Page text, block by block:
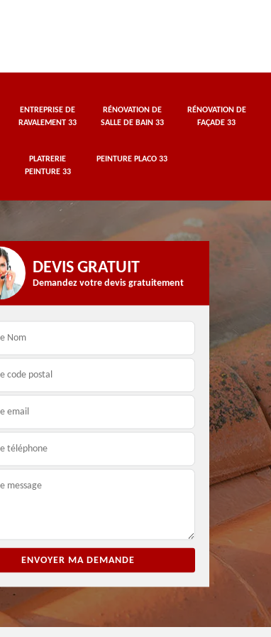
ENTREPRISE DE
RAVALEMENT 33
RÉNOVATION DE
SALLE DE BAIN 33
RÉNOVATION DE
FAÇADE 33
PLATRERIE
PEINTURE 33
PEINTURE PLACO 33
Entreprise de peinture
33
Peintre et peinture de
façade 33
DEVIS GRATUIT
Demandez votre devis gratuitement